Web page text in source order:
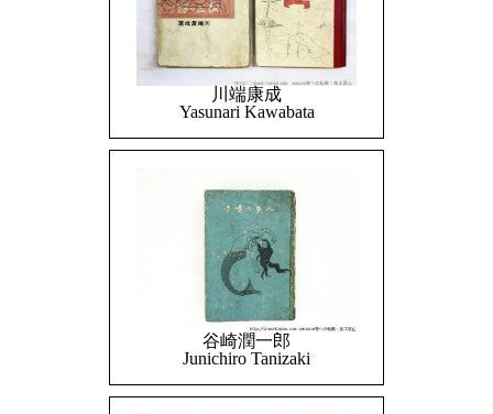
川端康成
Yasunari Kawabata
谷崎潤一郎
Junichiro Tanizaki